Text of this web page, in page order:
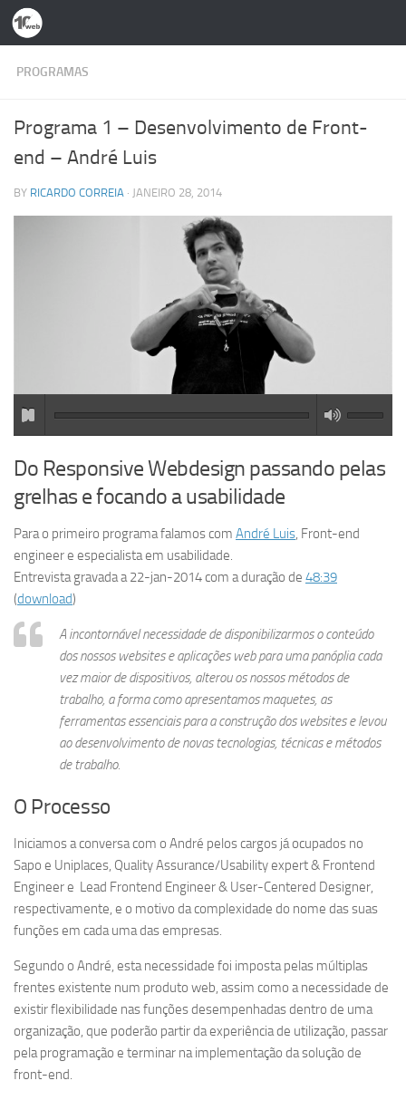
Skip to content
PROGRAMAS
Programa 1 – Desenvolvimento de Front-
end – André Luis
BY RICARDO CORREIA · JANEIRO 28, 2014
Do Responsive Webdesign passando pelas
grelhas e focando a usabilidade
Para o primeiro programa falamos com André Luis, Front-end
engineer e especialista em usabilidade.
Entrevista gravada a 22-jan-2014 com a duração de 48:39
(download)
A incontornável necessidade de disponibilizarmos o conteúdo
dos nossos websites e aplicações web para uma panóplia cada
vez maior de dispositivos, alterou os nossos métodos de
trabalho, a forma como apresentamos maquetes, as
ferramentas essenciais para a construção dos websites e levou
ao desenvolvimento de novas tecnologias, técnicas e métodos
de trabalho.
O Processo
Iniciamos a conversa com o André pelos cargos já ocupados no
Sapo e Uniplaces, Quality Assurance/Usability expert & Frontend
Engineer e Lead Frontend Engineer & User-Centered Designer,
respectivamente, e o motivo da complexidade do nome das suas
funções em cada uma das empresas.
Segundo o André, esta necessidade foi imposta pelas múltiplas
frentes existente num produto web, assim como a necessidade de
existir flexibilidade nas funções desempenhadas dentro de uma
organização, que poderão partir da experiência de utilização, passar
pela programação e terminar na implementação da solução de
front-end.